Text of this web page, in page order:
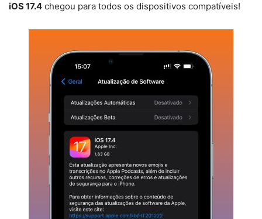
iOS 17.4 chegou para todos os dispositivos compatíveis!